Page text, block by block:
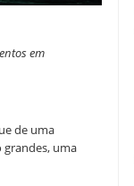
em
de uma
grandes, uma